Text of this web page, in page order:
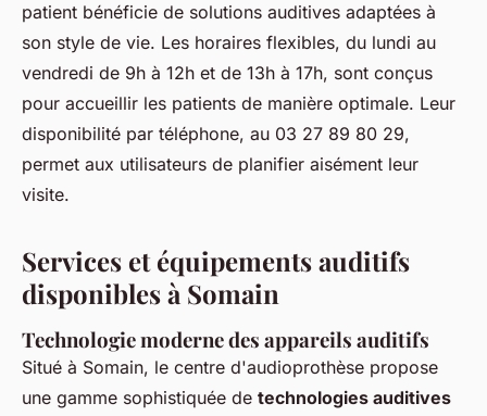
patient bénéficie de solutions auditives adaptées à
son style de vie. Les horaires flexibles, du lundi au
vendredi de 9h à 12h et de 13h à 17h, sont conçus
pour accueillir les patients de manière optimale. Leur
disponibilité par téléphone, au 03 27 89 80 29,
permet aux utilisateurs de planifier aisément leur
visite.
Services et équipements auditifs
disponibles à Somain
Technologie moderne des appareils auditifs
Situé à Somain, le centre d'audioprothèse propose
une gamme sophistiquée de technologies auditives